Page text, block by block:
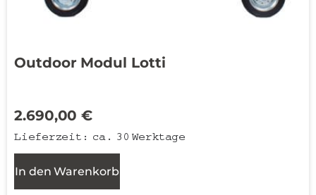
Outdoor Modul Lotti
2.690,00€
Lieferzeit: ca. 30 Werktage
In den Warenkorb